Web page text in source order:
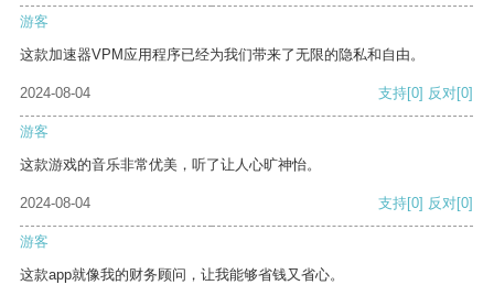
游客
这款加速器VPM应用程序已经为我们带来了无限的隐私和自由。
2024-08-04 支持[0] 反对[0]
游客
这款游戏的音乐非常优美，听了让人心旷神怡。
2024-08-04 支持[0] 反对[0]
游客
这款app就像我的财务顾问，让我能够省钱又省心。